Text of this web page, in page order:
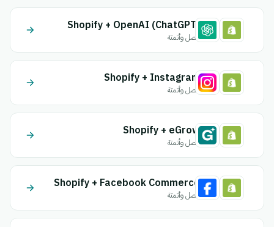
Shopify + OpenAI (ChatGPT)
اتصل وأتمتة
Shopify + Instagram
اتصل وأتمتة
Shopify + eGrow
اتصل وأتمتة
Shopify + Facebook Commerce
اتصل وأتمتة